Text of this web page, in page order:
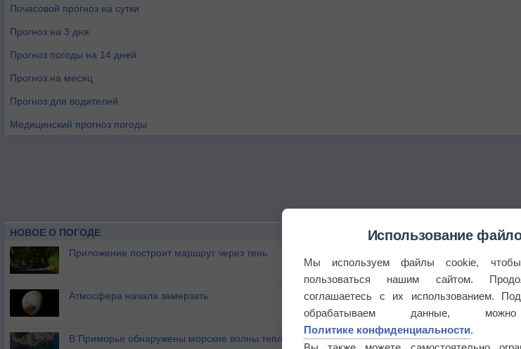
Почасовой прогноз на сутки
Прогноз на 3 дня
Прогноз погоды на 14 дней
Прогноз на месяц
Прогноз для водителей
Медицинский прогноз погоды
НОВОЕ О ПОГОДЕ
Приложение построит маршрут через тень
Атмосфера начала замерзать
В Приморье обнаружены морские волны тепла
Использование
Мы используем файлы cookie,
пользоваться нашим сайтом.
соглашаетесь с их использованием.
обрабатываем данные,
Политике конфиденциальности.